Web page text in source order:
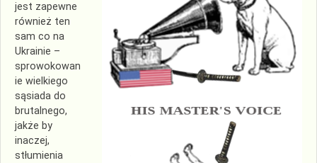
jest zapewne
również ten
sam co na
Ukrainie –
sprowokowan
ie wielkiego
sąsiada do
brutalnego,
jakże by
inaczej,
stłumienia